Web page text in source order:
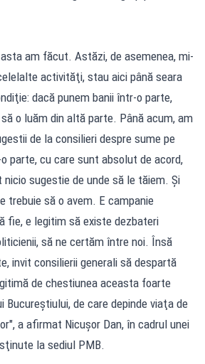
am făcut. Astăzi, de asemenea, mi-
activităţi, stau aici până seara
dacă punem banii într-o parte,
o luăm din altă parte. Până acum, am
de la consilieri despre sume pe
parte, cu care sunt absolut de acord,
nicio sugestie de unde să le tăiem. Şi
trebuie să o avem. E campanie
fie, e legitim să existe dezbateri
să ne certăm între noi. Însă
invit consilierii generali să despartă
de chestiunea aceasta foarte
Bucureştiului, de care depinde viaţa de
a afirmat Nicuşor Dan, în cadrul unei
la sediul PMB.